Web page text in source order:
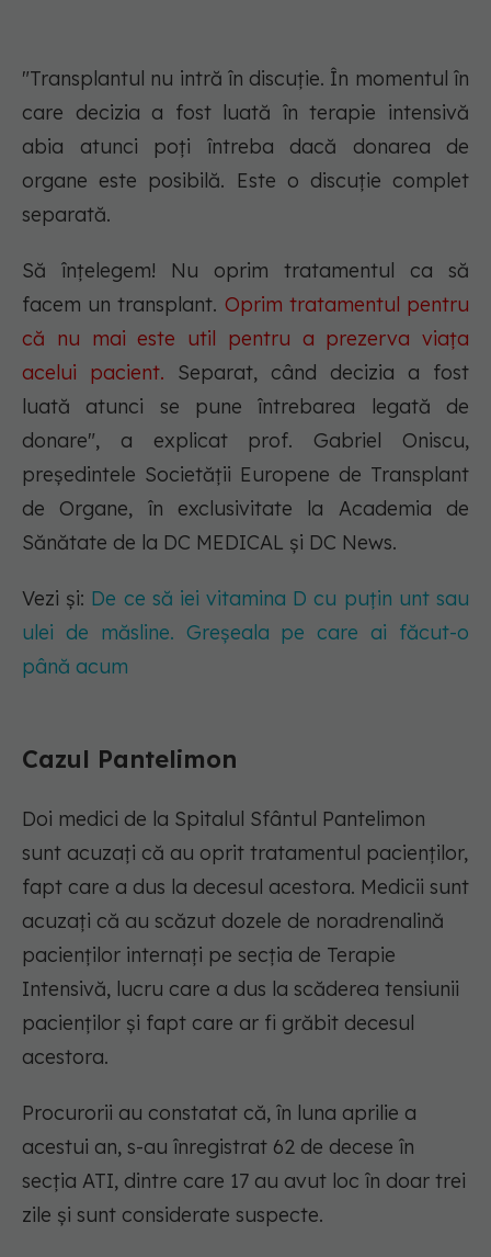
"Transplantul nu intră în discuție. În momentul în
care decizia a fost luată în terapie intensivă
abia atunci poți întreba dacă donarea de
organe este posibilă. Este o discuție complet
separată.
Să înțelegem! Nu oprim tratamentul ca să
facem un transplant. Oprim tratamentul pentru
că nu mai este util pentru a prezerva viața
acelui pacient. Separat, când decizia a fost
luată atunci se pune întrebarea legată de
donare", a explicat prof. Gabriel Oniscu,
președintele Societății Europene de Transplant
de Organe, în exclusivitate la Academia de
Sănătate de la DC MEDICAL și DC News.
Vezi și: De ce să iei vitamina D cu puțin unt sau
ulei de măsline. Greșeala pe care ai făcut-o
până acum
Cazul Pantelimon
Doi medici de la Spitalul Sfântul Pantelimon
sunt acuzați că au oprit tratamentul pacienților,
fapt care a dus la decesul acestora. Medicii sunt
acuzați că au scăzut dozele de noradrenalină
pacienților internați pe secția de Terapie
Intensivă, lucru care a dus la scăderea tensiunii
pacienților și fapt care ar fi grăbit decesul
acestora.
Procurorii au constatat că, în luna aprilie a
acestui an, s-au înregistrat 62 de decese în
secția ATI, dintre care 17 au avut loc în doar trei
zile și sunt considerate suspecte.